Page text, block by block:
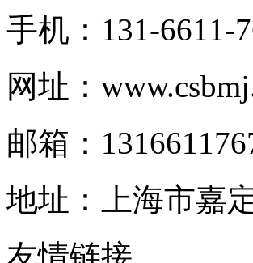
手机：131-6611-
网址：
邮箱：
地址：上海市嘉
友情链接